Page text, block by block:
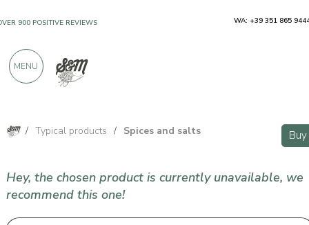
/ Typical products / Spices and salts Buy
Hey, the chosen product is currently unavailable, we
recommend this one!
900 POSITIVE REVIEWS WA: +39 351 865
MENU